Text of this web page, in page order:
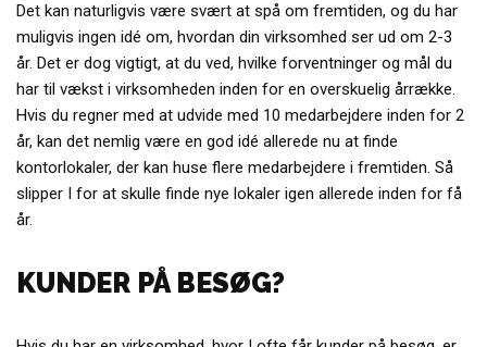
Det kan naturligvis være svært at spå om fremtiden, og du har
muligvis ingen idé om, hvordan din virksomhed ser ud om 2-3
år. Det er dog vigtigt, at du ved, hvilke forventninger og mål du
har til vækst i virksomheden inden for en overskuelig årrække.
Hvis du regner med at udvide med 10 medarbejdere inden for 2
år, kan det nemlig være en god idé allerede nu at finde
kontorlokaler, der kan huse flere medarbejdere i fremtiden. Så
slipper I for at skulle finde nye lokaler igen allerede inden for få
år.
KUNDER PÅ BESØG?